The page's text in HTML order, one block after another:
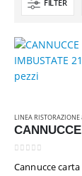
FILTER
LINEA RISTORAZIONE
Cannucce
0Su 5